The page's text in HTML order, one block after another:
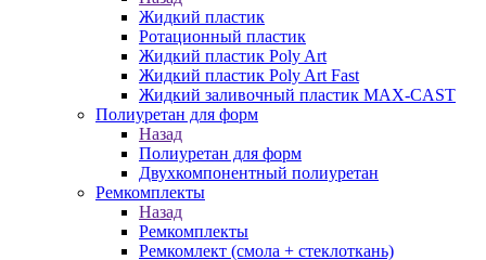
Жидкий пластик
Ротационный пластик
Жидкий пластик Poly Art
Жидкий пластик Poly Art Fast
Жидкий заливочный пластик MAX-CAST
Полиуретан для форм
Назад
Полиуретан для форм
Двухкомпонентный полиуретан
Ремкомплекты
Назад
Ремкомплекты
Ремкомлект (смола + стеклоткань)